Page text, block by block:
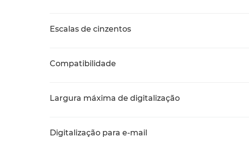
Escalas de cinzentos
Compatibilidade
Largura máxima de digitalização
Digitalização para e-mail